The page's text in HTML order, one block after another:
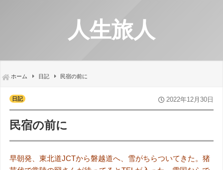
人生旅人
ホーム 日記 民宿の前に
日記 2022年12月30日
民宿の前に
早朝発、東北道JCTから磐越道へ、雪がちらついてきた。猪